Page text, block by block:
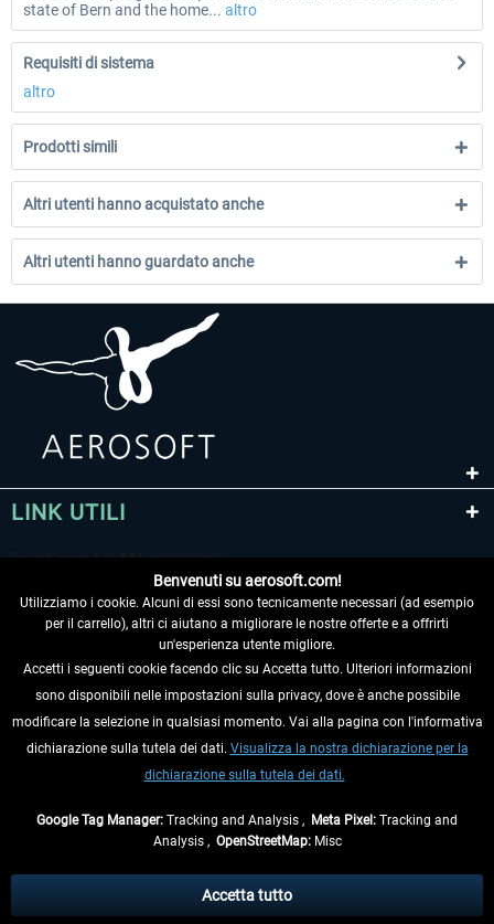
state of Bern and the home... altro
Requisiti di sistema
altro
Prodotti simili
Altri utenti hanno acquistato anche
Altri utenti hanno guardato anche
LINK UTILI
RECEDERE DAL CONTRATTO
INFORMAZIONI
eventualmente le spese di spedizione, se non diversamente descritto.
** Riguarda le spedizioni al di fuori della Germania, i tempi di consegna per le
Benvenuti su aerosoft.com!
Utilizziamo i cookie. Alcuni di essi sono tecnicamente necessari (ad esempio
per il carrello), altri ci aiutano a migliorare le nostre offerte e a offrirti
un'esperienza utente migliore.
Accetti i seguenti cookie facendo clic su Accetta tutto. Ulteriori informazioni
sono disponibili nelle impostazioni sulla privacy, dove è anche possibile
modificare la selezione in qualsiasi momento. Vai alla pagina con l'informativa
dichiarazione sulla tutela dei dati. Visualizza la nostra dichiarazione per la
dichiarazione sulla tutela dei dati.
Google Tag Manager: Tracking and Analysis , Meta Pixel: Tracking and
Analysis , OpenStreetMap:Misc
Accetta tutto